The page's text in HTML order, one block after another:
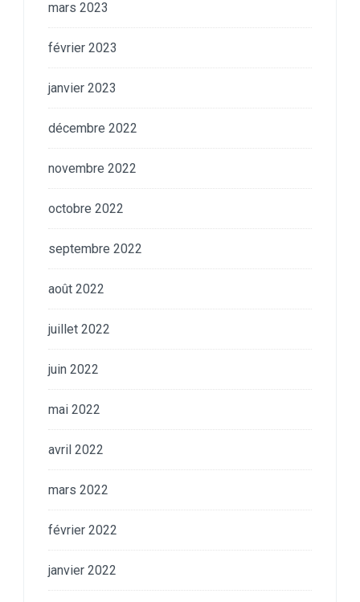
mars 2023
février 2023
janvier 2023
décembre 2022
novembre 2022
octobre 2022
septembre 2022
août 2022
juillet 2022
juin 2022
mai 2022
avril 2022
mars 2022
février 2022
janvier 2022